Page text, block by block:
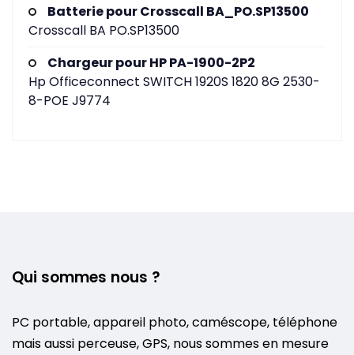
Batterie pour Crosscall BA_PO.SP13500
Crosscall BA PO.SP13500
Chargeur pour HP PA-1900-2P2
Hp Officeconnect SWITCH 1920S 1820 8G 2530-
8-POE J9774
Qui sommes nous ?
PC portable, appareil photo, caméscope, téléphone
mais aussi perceuse, GPS, nous sommes en mesure